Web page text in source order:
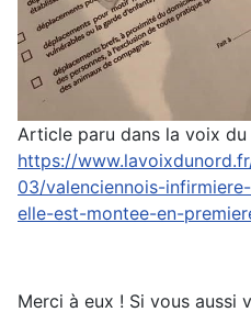
Article paru dans la voix
https://
03/valenciennois-
elle-est-montee-en-
Merci à eux ! Si vous aussi